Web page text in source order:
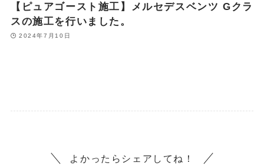
【ピュアゴースト施工】メルセデスベンツ Gクラ
スの施工を行いました。
2024年7月10日
よかったらシェアしてね！